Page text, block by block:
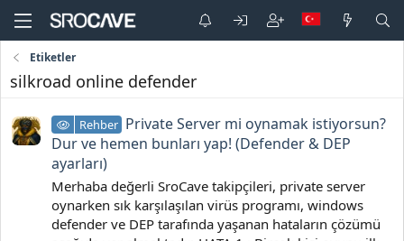
Etiketler
silkroad online defender
Rehber Private Server mi oynamak istiyorsun?
Dur ve hemen bunları yap! (Defender & DEP
ayarları)
Merhaba değerli SroCave takipçileri, private server
oynarken sık karşılaşılan virüs programı, windows
defender ve DEP tarafında yaşanan hataların çözümü